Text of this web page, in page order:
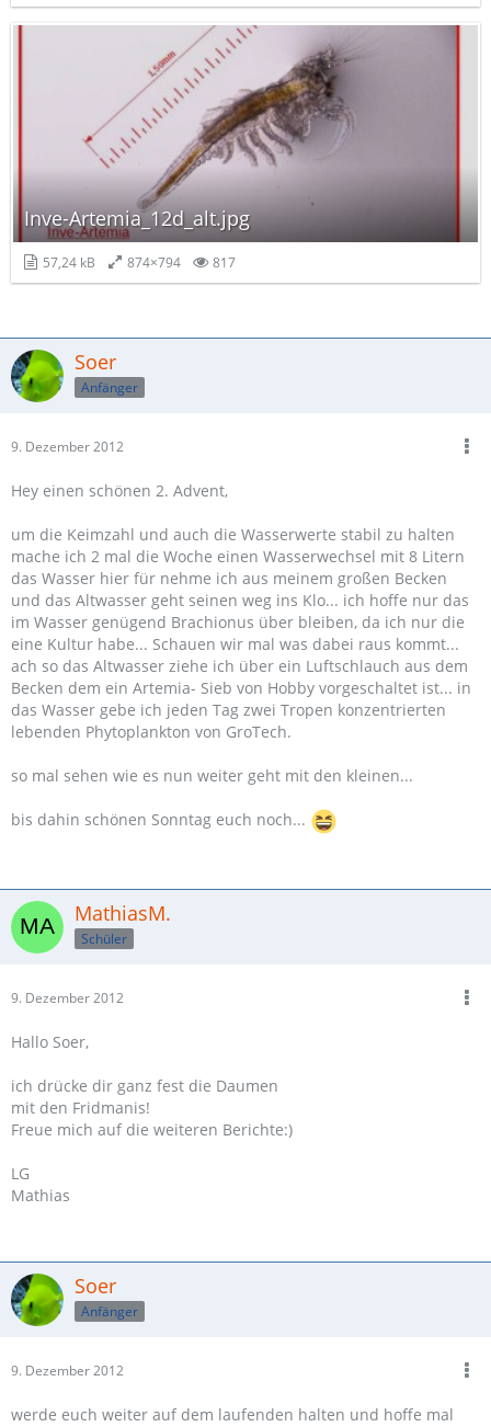
Inve-Artemia_12d_alt.jpg
57,24 kB 874×794 817
Soer
Anfänger
9. Dezember 2012
Hey einen schönen 2. Advent,
um die Keimzahl und auch die Wasserwerte stabil zu halten
mache ich 2 mal die Woche einen Wasserwechsel mit 8 Litern
das Wasser hier für nehme ich aus meinem großen Becken
und das Altwasser geht seinen weg ins Klo... ich hoffe nur das
im Wasser genügend Brachionus über bleiben, da ich nur die
eine Kultur habe... Schauen wir mal was dabei raus kommt...
ach so das Altwasser ziehe ich über ein Luftschlauch aus dem
Becken dem ein Artemia- Sieb von Hobby vorgeschaltet ist... in
das Wasser gebe ich jeden Tag zwei Tropen konzentrierten
lebenden Phytoplankton von GroTech.
so mal sehen wie es nun weiter geht mit den kleinen...
bis dahin schönen Sonntag euch noch...
MathiasM.
Schüler
9. Dezember 2012
Hallo Soer,
ich drücke dir ganz fest die Daumen
mit den Fridmanis!
Freue mich auf die weiteren Berichte:)
LG
Mathias
Soer
Anfänger
9. Dezember 2012
werde euch weiter auf dem laufenden halten und hoffe mal